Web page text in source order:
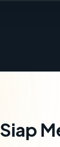
Siap